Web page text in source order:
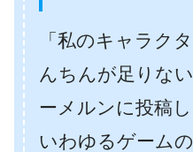
「私のキャラク
んちんが足りな
ーメルンに投稿
いわゆるゲーム